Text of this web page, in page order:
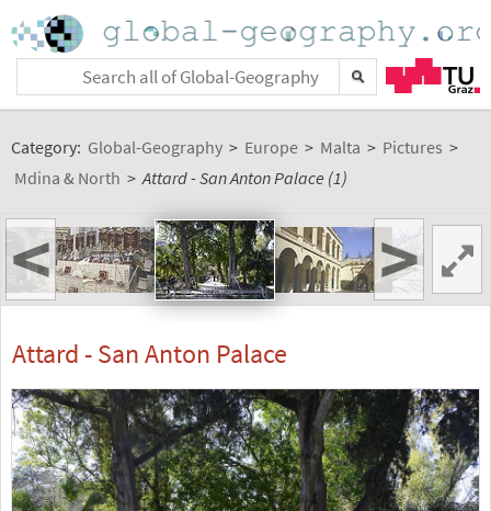
Category: Global-Geography > Europe > Malta > Pictures >
Mdina & North > Attard - San Anton Palace (1)
< >
Attard - San Anton Palace